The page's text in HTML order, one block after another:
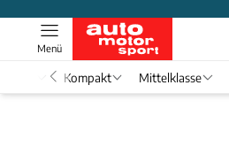
Menü
Kompakt Mittelklasse